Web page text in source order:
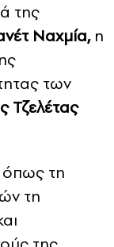
της
Ναχμία,η
των
Τζελέτας
όπως τη
τη